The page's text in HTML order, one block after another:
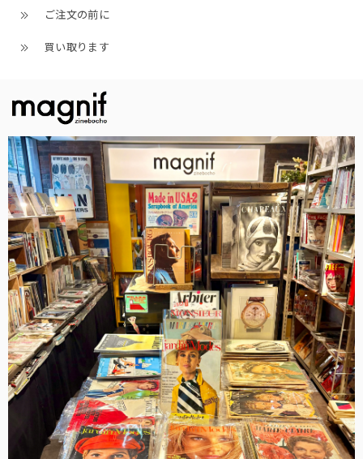
ご注文の前に
買い取ります